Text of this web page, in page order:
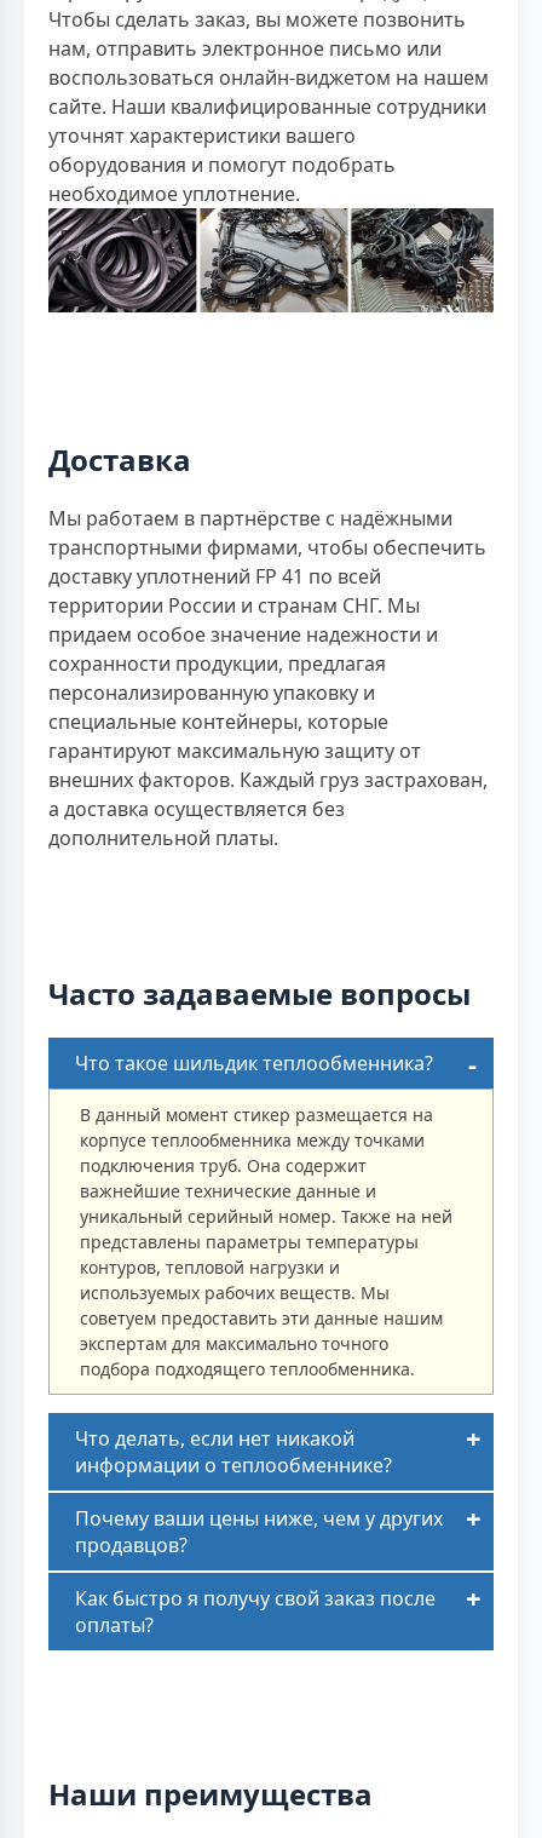
Чтобы сделать заказ, вы можете позвонить
нам, отправить электронное письмо или
воспользоваться онлайн-виджетом на нашем
сайте. Наши квалифицированные сотрудники
уточнят характеристики вашего
оборудования и помогут подобрать
необходимое уплотнение.
Доставка
Мы работаем в партнёрстве с надёжными
транспортными фирмами, чтобы обеспечить
доставку уплотнений FP 41 по всей
территории России и странам СНГ. Мы
придаем особое значение надежности и
сохранности продукции, предлагая
персонализированную упаковку и
специальные контейнеры, которые
гарантируют максимальную защиту от
внешних факторов. Каждый груз застрахован,
а доставка осуществляется без
дополнительной платы.
Часто задаваемые вопросы
Что такое шильдик теплообменника?
В данный момент стикер размещается на
корпусе теплообменника между точками
подключения труб. Она содержит
важнейшие технические данные и
уникальный серийный номер. Также на ней
представлены параметры температуры
контуров, тепловой нагрузки и
используемых рабочих веществ. Мы
советуем предоставить эти данные нашим
экспертам для максимально точного
подбора подходящего теплообменника.
Что делать, если нет никакой
информации о теплообменнике?
Почему ваши цены ниже, чем у других
продавцов?
Как быстро я получу свой заказ после
оплаты?
Наши преимущества